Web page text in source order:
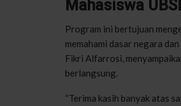
Mahasiswa UBSI
Program ini bertujuan
memahami dasar negara dan
Fikri Alfarrosi,
berlangsung.
“Terima kasih banyak atas